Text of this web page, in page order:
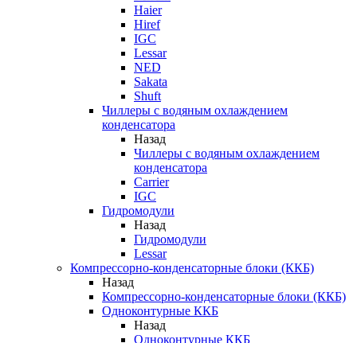
Haier
Hiref
IGC
Lessar
NED
Sakata
Shuft
Чиллеры с водяным охлаждением
конденсатора
Назад
Чиллеры с водяным охлаждением
конденсатора
Carrier
IGC
Гидромодули
Назад
Гидромодули
Lessar
Компрессорно-конденсаторные блоки (ККБ)
Назад
Компрессорно-конденсаторные блоки (ККБ)
Одноконтурные ККБ
Назад
Одноконтурные ККБ